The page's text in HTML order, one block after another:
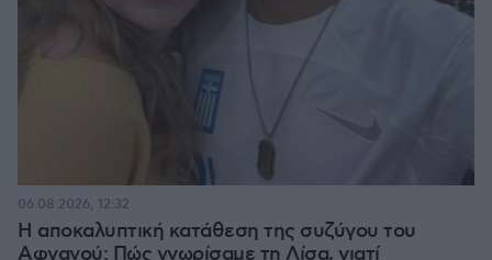
Η αποκαλυπτική κατάθεση της συζύγου του
Αφγανού: Πώς γνωρίσαμε τη Λίσα, γιατί
06.08.2026, 12:32